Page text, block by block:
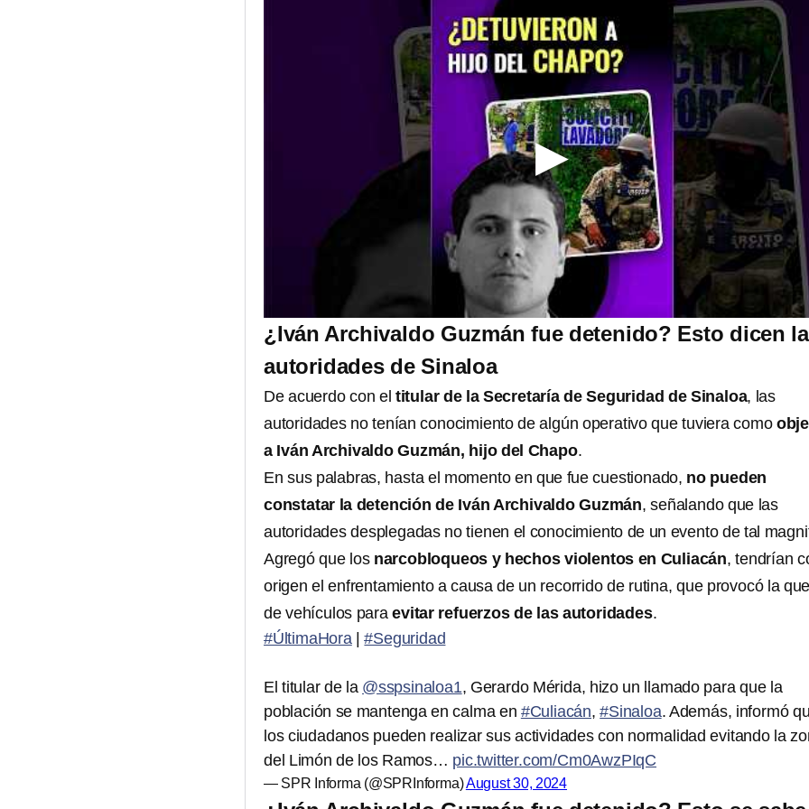
¿Iván Archivaldo Guzmán fue detenido? Esto dicen
autoridades de Sinaloa
De acuerdo con el titular de la Secretaría de Seguridad de Sinaloa, las
autoridades no tenían conocimiento de algún operativo que tuviera como
a Iván Archivaldo Guzmán, hijo del Chapo.
En sus palabras, hasta el momento en que fue cuestionado, no pueden
constatar la detención de Iván Archivaldo Guzmán, señalando que las
autoridades desplegadas no tienen el conocimiento de un evento de tal
Agregó que los narcobloqueos y hechos violentos en Culiacán, tendrían
origen el enfrentamiento a causa de un recorrido de rutina, que provocó la
de vehículos paraevitar refuerzos de las autoridades.
#ÚltimaHora|#Seguridad
El titular de la @sspsinaloa1, Gerardo Mérida, hizo un llamado para que la
población se mantenga en calma en #Culiacán,#Sinaloa. Además, informó
los ciudadanos pueden realizar sus actividades con normalidad evitando la
del Limón de los Ramos… pic.twitter.com/Cm0AwzPIqC
— SPR Informa (@SPRInforma)August 30, 2024